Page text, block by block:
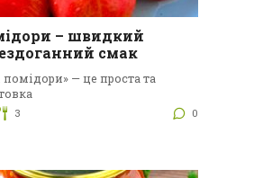
– швидкий
смак
помідори» — це проста та
3 0